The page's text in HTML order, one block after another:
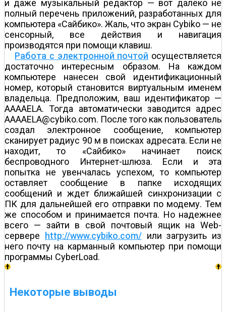
и даже музыкальный редактор — вот далеко не
полный перечень приложений, разработанных для
компьютера «Сайбико». Жаль, что экран Cybiko — не
сенсорный, все действия и навигация
производятся при помощи клавиш.
Работа с электронной почтой осуществляется
достаточно интересным образом. На каждом
компьютере нанесен свой идентификационный
номер, который становится виртуальным именем
владельца. Предположим, ваш идентификатор —
AAAAELA. Тогда автоматически заводится адрес
AAAAELA@cybiko.com. После того как пользователь
создал электронное сообщение, компьютер
сканирует радиус 90 м в поисках адресата. Если не
находит, то «Сайбико» начинает поиск
беспроводного Интернет-шлюза. Если и эта
попытка не увенчалась успехом, то компьютер
оставляет сообщение в папке исходящих
сообщений и ждет ближайшей синхронизации с
ПК для дальнейшей его отправки по модему. Тем
же способом и принимается почта. Но надежнее
всего — зайти в свой почтовый ящик на Web-
сервере http://www.cybiko.com/или загрузить из
него почту на карманный компьютер при помощи
программы CyberLoad.
Некоторые выводы